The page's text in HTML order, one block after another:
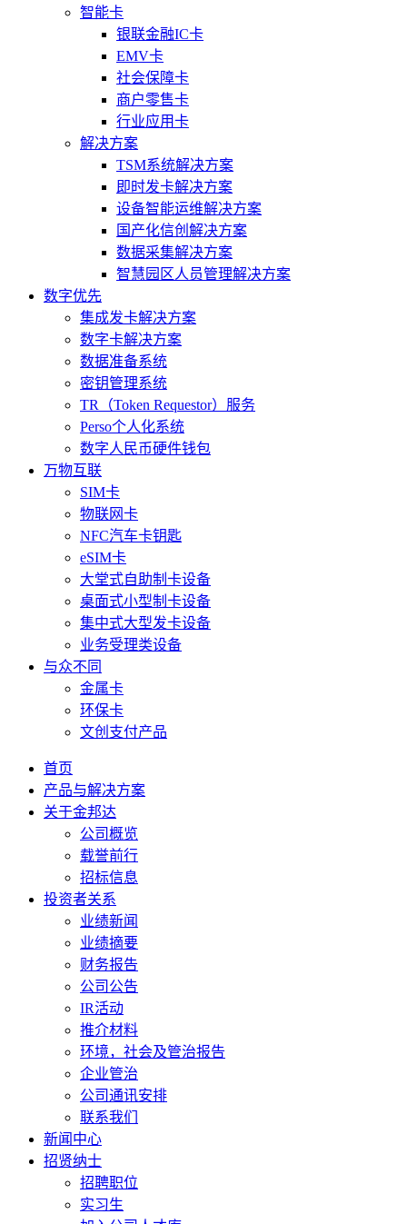
智能卡
银联金融IC卡
EMV卡
社会保障卡
商户零售卡
行业应用卡
解决方案
TSM系统解决方案
即时发卡解决方案
设备智能运维解决方案
国产化信创解决方案
数据采集解决方案
智慧园区人员管理解决方案
数字优先
集成发卡解决方案
数字卡解决方案
数据准备系统
密钥管理系统
TR（Token Requestor）服务
Perso个人化系统
数字人民币硬件钱包
万物互联
SIM卡
物联网卡
NFC汽车卡钥匙
eSIM卡
大堂式自助制卡设备
桌面式小型制卡设备
集中式大型发卡设备
业务受理类设备
与众不同
金属卡
环保卡
文创支付产品
首页
产品与解决方案
关于金邦达
公司概览
载誉前行
招标信息
投资者关系
业绩新闻
业绩摘要
财务报告
公司公告
IR活动
推介材料
环境，社会及管治报告
企业管治
公司通讯安排
联系我们
新闻中心
招贤纳士
招聘职位
实习生